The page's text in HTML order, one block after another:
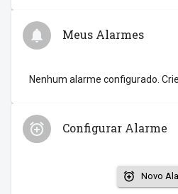
Meus Alarmes
Nenhum alarme configurado.
Configurar Alarme
Novo